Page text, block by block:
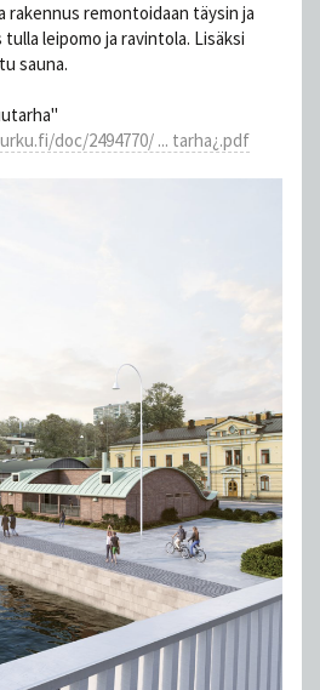
rakennus remontoidaan täysin ja
leipomo ja ravintola. Lisäksi
sauna.
doc/2494770/ ... tarha¿.pdf